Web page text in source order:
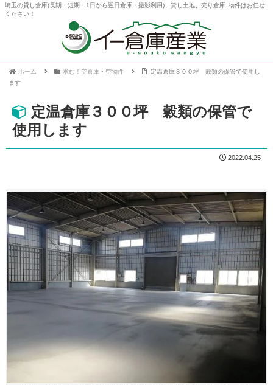
埼玉の貸し倉庫(長期・短期・1日から翌日倉庫・撮影利用)、貸し土地、売り倉庫･物件はお任せ
ください！
ホーム 求む！空倉庫・空物件
定温倉庫３００坪 穀類の保管で使用し
ます
定温倉庫３００坪 穀類の保管で
使用します
2022.04.25